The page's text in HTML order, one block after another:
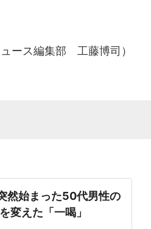
ュース編集部 工藤博司）
然始まった50代男性の
変えた「一喝」